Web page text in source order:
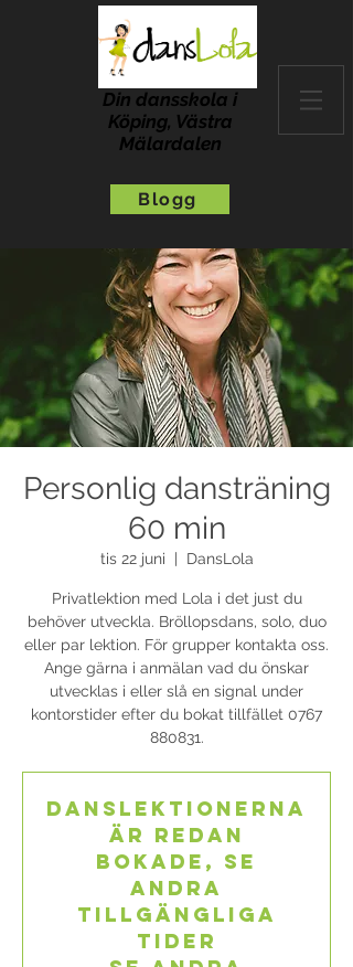
Din dansskola i
Köping, Västra
Mälardalen
Blogg
Personlig dansträning
60 min
tis 22 juni DansLola
Privatlektion med Lola i det just du
behöver utveckla. Bröllopsdans, solo, duo
eller par lektion. För grupper kontakta oss.
Ange gärna i anmälan vad du önskar
utvecklas i eller slå en signal under
kontorstider efter du bokat tillfället 0767
880831.
Danslektionerna
är redan
bokade, se
andra
tillgängliga
tider